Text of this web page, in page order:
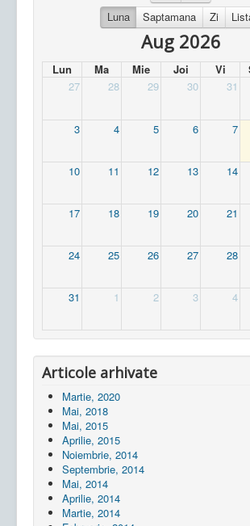
Luna Saptamana Zi
Aug 2026
Lun Ma Mie Joi Vi
27
28 29 30 31
3 4 5 6 7
10 11 12 13 14
17 18 19 20 21
24 25 26 27 28
31 1 2 3 4
Articole arhivate
Martie, 2020
Mai, 2018
Mai, 2015
Aprilie, 2015
Noiembrie, 2014
Septembrie, 2014
Mai, 2014
Aprilie, 2014
Martie, 2014